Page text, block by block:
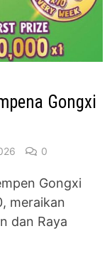
Gongxi
0
Gongxi
meraikan
dan Raya